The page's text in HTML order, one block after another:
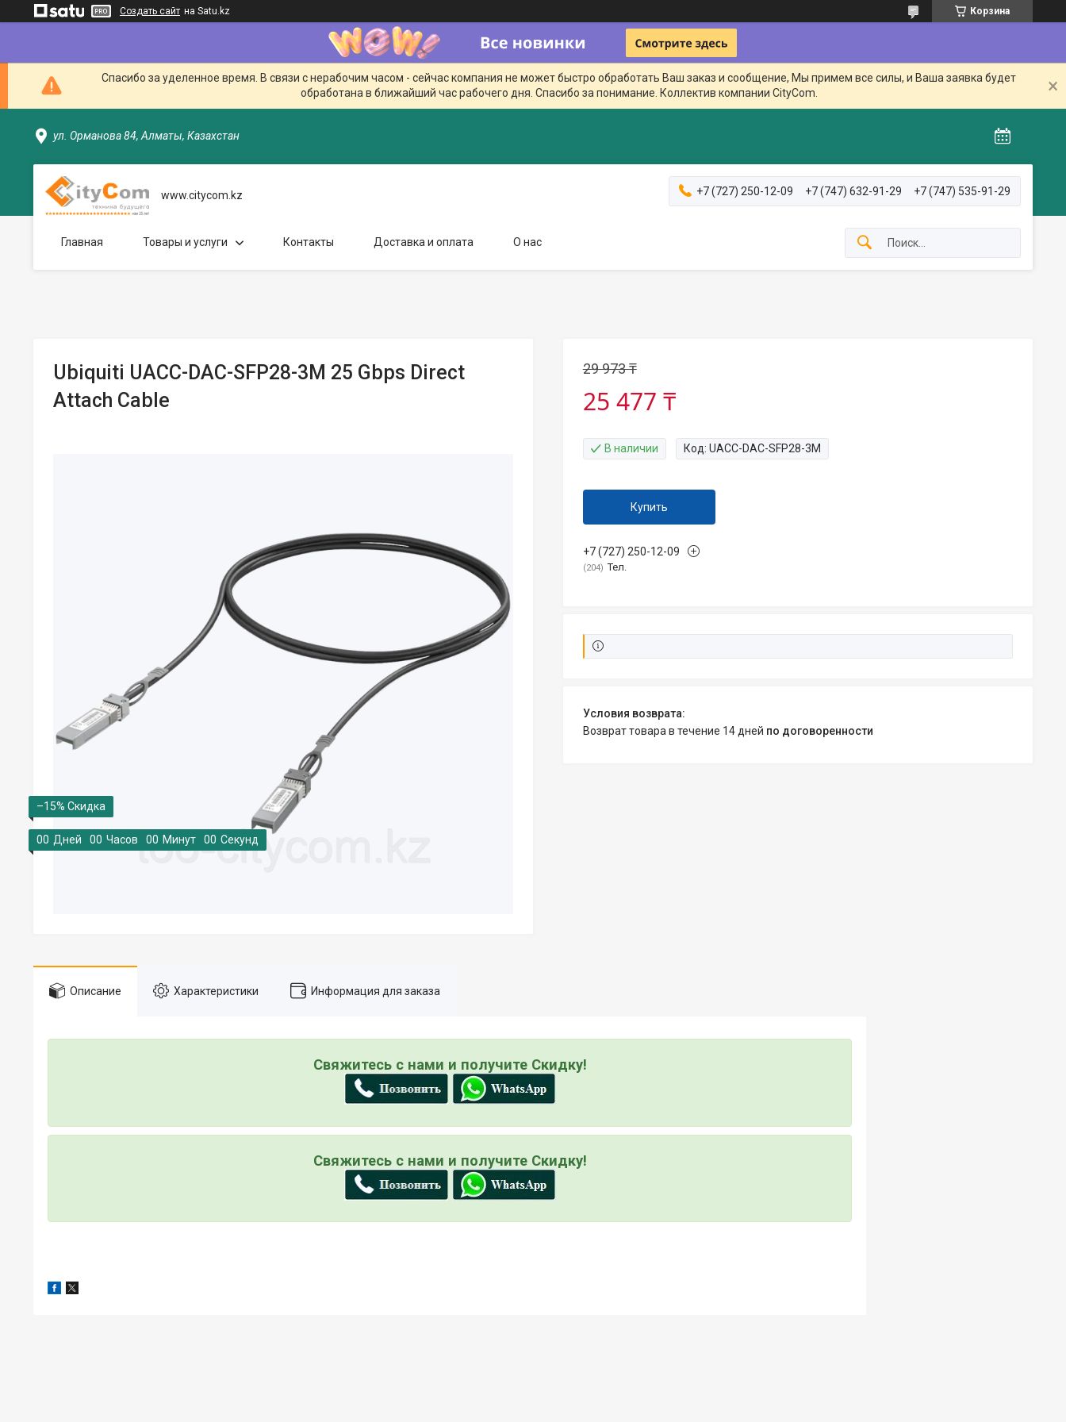
Создать сайт на Satu.kz Корзина
Спасибо за уделенное время. В связи с нерабочим часом - сейчас компания не может быстро обработать Ваш заказ и сообщение, Мы примем все силы, и Ваша заявка будет
обработана в ближайший час рабочего дня. Спасибо за понимание. Коллектив компании CityCom.
ул. Орманова 84, Алматы, Казахстан
www.citycom.kz +7 (727) 250-12-09 +7 (747) 632-91-29 +7 (747) 535-91-29
Главная Товары и услуги Контакты Доставка и оплата О нас
Ubiquiti UACC-DAC-SFP28-3M 25 Gbps Direct
Attach Cable
–15%
00 Дней 00 Часов 00 Минут 00 Секунд
29 973 ₸
25 477 ₸
В наличии Код: UACC-DAC-SFP28-3M
Купить
+7 (727) 250-12-09
204 Тел.
возврат товара в течение 14 дней по договоренности
Описание Характеристики Информация для заказа
Свяжитесь с нами и получите Скидку!
Свяжитесь с нами и получите Скидку!